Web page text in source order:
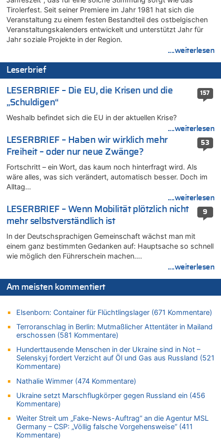
07.08.2026 - 14:33 von Ostbelgien Direkt zu
Offiziell: Van Bommel wird Belgiens Nationaltrainer
07.08.2026 - 13:39 von alter weißer mann zu
Zurück an den Rhein: Hendrich wechselt zum 1. FC Köln
Aachen ab 11. August wieder Mekka des Pferdesports –
07.08.2026 - 13:31 von Guido Scholzen zu
Wasserstand des Rheins in NRW so niedrig wie noch nie
07.08.2026 - 13:23 von JoKrings zu
Tempolimit in 30er-Zonen – Untersuchung von Vias
07.08.2026 - 13:20 von JoKrings zu
In Belgien missachten zwei von drei Autofahrern das
Tempolimit in 30er-Zonen – Untersuchung von Vias
07.08.2026 - 13:04 von Kein Raser zu
In Belgien missachten zwei von drei Autofahrern das
Tempolimit in 30er-Zonen – Untersuchung von Vias
07.08.2026 - 13:01 von Experten? zu
In Belgien missachten zwei von drei Autofahrern das
Tempolimit in 30er-Zonen – Untersuchung von Vias
07.08.2026 - 12:43 von JoKrings zu
Zweite Hitzewelle in diesem Sommer ist jetzt amtlich
In Belgien missachten zwei von drei Autofahrern das
Tempolimit in 30er-Zonen – Untersuchung von Vias
In Belgien missachten zwei von drei Autofahrern das
Tempolimit in 30er-Zonen – Untersuchung von Vias
07.08.2026 - 11:23 von Dax zu
In Belgien missachten zwei von drei Autofahrern das
Tempolimit in 30er-Zonen – Untersuchung von Vias
07.08.2026 - 11:20 von JoKrings zu
In Belgien missachten zwei von drei Autofahrern das
07.08.2026 - 11:15 von Dax zu
07.08.2026 - 11:12 von Frage zu
Wasserstand des Rheins in NRW so niedrig wie noch nie
Tirolerfest. Seit seiner Premiere im Jahr 1981 hat sich die
Veranstaltung zu einem festen Bestandteil des ostbelgischen
Veranstaltungskalenders entwickelt und unterstützt Jahr für
Jahr soziale Projekte in der Region.
....weiterlesen
Leserbrief
157
LESERBRIEF – Die EU, die Krisen und die
„Schuldigen“
Weshalb befindet sich die EU in der aktuellen Krise?
....weiterlesen
53
LESERBRIEF – Haben wir wirklich mehr
Freiheit – oder nur neue Zwänge?
Fortschritt – ein Wort, das kaum noch hinterfragt wird. Als
wäre alles, was sich verändert, automatisch besser. Doch im
Alltag…
....weiterlesen
9
LESERBRIEF – Wenn Mobilität plötzlich nicht
mehr selbstverständlich ist
In der Deutschsprachigen Gemeinschaft wächst man mit
einem ganz bestimmten Gedanken auf: Hauptsache so schnell
wie möglich den Führerschein machen….
....weiterlesen
Am meisten kommentiert
Elsenborn: Container für Flüchtlingslager (671 Kommentare)
Terroranschlag in Berlin: Mutmaßlicher Attentäter in Mailand
erschossen (581 Kommentare)
Hunderttausende Menschen in der Ukraine sind in Not –
Selenskyj fordert Verzicht auf Öl und Gas aus Russland (521
Kommentare)
Nathalie Wimmer (474 Kommentare)
Ukraine setzt Marschflugkörper gegen Russland ein (456
Kommentare)
Weiter Streit um „Fake-News-Auftrag“ an die Agentur MSL
Germany – CSP: „Völlig falsche Vorgehensweise“ (411
Kommentare)